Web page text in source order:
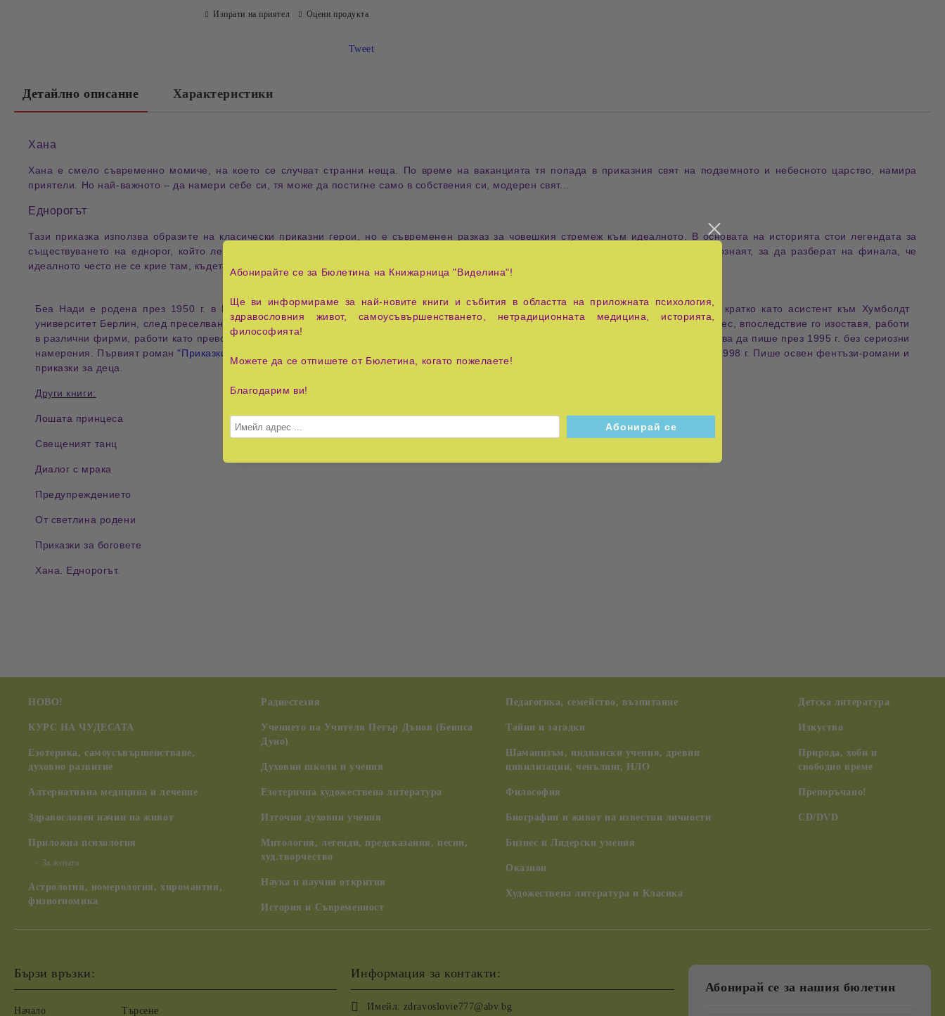
Изпрати на приятел Оцени продукта
Tweet
Детайлно описание Характеристики
Хана
Хана е смело съвременно момиче, на което се случват странни неща. По време на ваканцията тя попада в приказния свят на подземното и небесното царство, намира
приятели. Но най-важното – да намери себе си, тя може да постигне само в собствения си, модерен свят...
Еднорогът
Тази приказка използва образите на класически приказни герои, но е съвременен разказ за човешкия стремеж към идеалното. В основата на историята стои легендата за
съществуването на еднорог, който лекува всеки недъг. В търсене на пътя към съвършенството шестима герои ще се срещнат и опознаят, за да разберат на финала, че
идеалното често не се крие там, където го търсим.
Беа Нади е родена през 1950 г. в Германия (ГДР), завършва физика в бившата СССР и живее от 1975 г. в България. Работи за кратко като асистент към Хумболдт
университет Берлин, след преселването си в България е 16 години програмист и проектант. Захваща се през 1991 г. със собствен бизнес, впоследствие го изоставя, работи
в различни фирми, работи като преводач на свободна практика. Сега се оттегли от професионалния живот. Омъжена с две деца. Започва да пише през 1995 г. без сериозни
намерения. Първият роман"Приказки за боговете"
през 1998 г. Пише освен фентъзи-романи и
приказки за деца.
Други книги:
Лошата принцеса
Свещеният танц
Диалог с мрака
Предупреждението
От светлина родени
Приказки за боговете
Хана. Еднорогът.
НОВО!
КУРС НА ЧУДЕСАТА
Езотерика, самоусъвършенстване,
духовно развитие
Алтернативна медицина и лечение
Здравословен начин на живот
Приложна психология
За жената
Астрология, номерология, хиромантия,
физиогномика
Радиестезия
Учението на Учителя Петър Дънов (Беинса
Дуно)
Духовни школи и учения
Езотерична художествена литература
Източни духовни учения
Митология, легенди, предсказания, песни,
худ.творчество
Наука и научни открития
История и Съвременност
Педагогика, семейство, възпитание
Тайни и загадки
Шаманизъм, индиански учения, древни
цивилизации, ченълинг, НЛО
Философия
Биографии и живот на известни личности
Бизнес и Лидерски умения
Оказион
Художествена литература и Класика
Детска литература
Изкуство
Природа, хоби и
свободно време
Препоръчано!
CD/DVD
Бързи връзки:
Начало Търсене
Информация за контакти:
Имейл: zdravoslovie777@abv.bg
Абонирай се за нашия бюлетин
Абонирайте се за Бюлетина на Книжарница "Виделина"!
Ще ви информираме за най-новите книги и събития в областта на приложната психология,
здравословния живот, самоусъвършенстването, нетрадиционната медицина, историята,
философията!
Можете да се отпишете от Бюлетина, когато пожелаете!
Благодарим ви!